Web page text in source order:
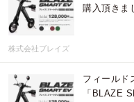
購入頂きま
株式会社ブレイズ
フィールド
「BLAZE